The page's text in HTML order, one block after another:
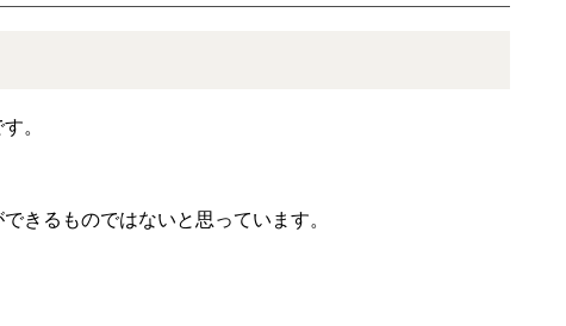
。
きるものではないと思っています。